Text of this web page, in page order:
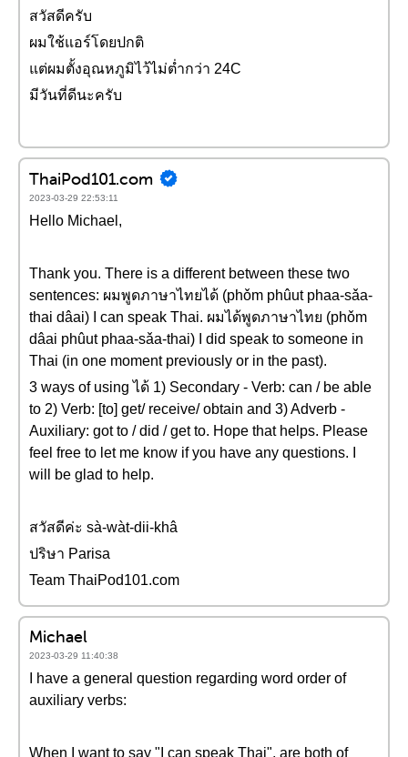
สวัสดีครับ
ผมใช้แอร์โดยปกติ
แต่ผมตั้งอุณหภูมิไว้ไม่ต่ำกว่า 24C
มีวันที่ดีนะครับ
ThaiPod101.com
2023-03-29 22:53:11
Hello Michael,
Thank you. There is a different between these two
sentences: ผมพูดภาษาไทยได้ (phǒm phûut phaa-sǎa-
thai dâai) I can speak Thai. ผมได้พูดภาษาไทย (phǒm
dâai phûut phaa-sǎa-thai) I did speak to someone in
Thai (in one moment previously or in the past).
3 ways of using ได้ 1) Secondary - Verb: can / be able
to 2) Verb: [to] get/ receive/ obtain and 3) Adverb -
Auxiliary: got to / did / get to. Hope that helps. Please
feel free to let me know if you have any questions. I
will be glad to help.
สวัสดีค่ะ sà-wàt-dii-khâ
ปริษา Parisa
Team ThaiPod101.com
Michael
2023-03-29 11:40:38
I have a general question regarding word order of
auxiliary verbs:
When I want to say "I can speak Thai", are both of